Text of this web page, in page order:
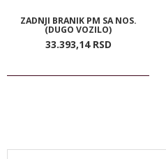
ZADNJI BRANIK PM SA NOS.
(DUGO VOZILO)
33.393,14 RSD